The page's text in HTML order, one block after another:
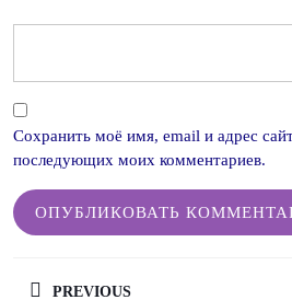
Сохранить моё имя, email и адрес
последующих моих комментариев.
PREVIOUS